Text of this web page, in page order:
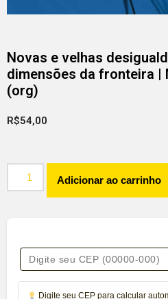
Novas e velhas
dimensões da fronteira |
(org)
R$54,00
Adicionar ao carrinho
Digite seu CEP para calcular